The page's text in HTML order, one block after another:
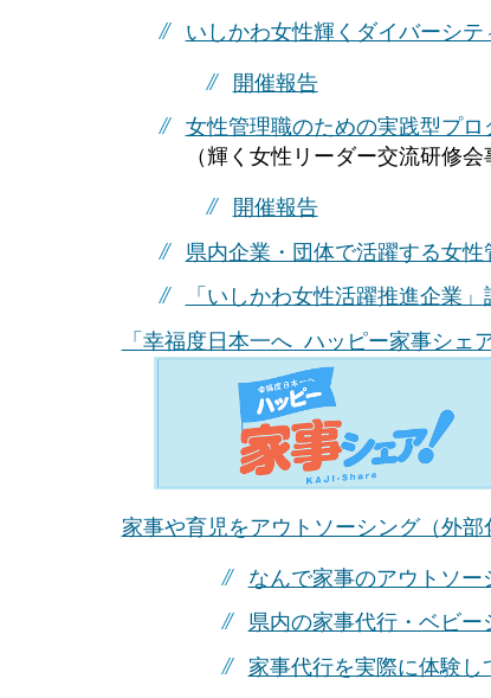
いしかわ女性輝くダイバーシテ
開催報告
女性管理職のための実践型プロ
（輝く女性リーダー交流研修会
開催報告
県内企業・団体で活躍する女
「いしかわ女性活躍推進企業
「幸福度日本一へ ハッピー家事シェ
家事や育児をアウトソーシング（外部
なんで家事のアウトソー
県内の家事代行・ベビー
家事代行を実際に体験し